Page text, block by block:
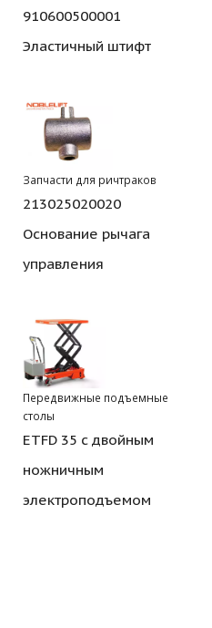
910600500001
Эластичный штифт
Запчасти для ричтраков
213025020020
Основание рычага
управления
Передвижные подъемные
столы
ETFD 35 с двойным
ножничным
электроподъемом